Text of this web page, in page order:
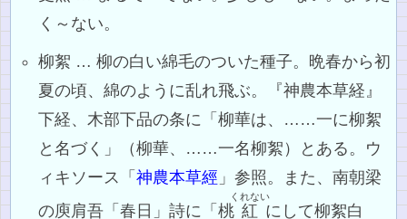
く～ない。
柳絮 … 柳の白い綿毛のついた種子。晩春から初
夏の頃、綿のように乱れ飛ぶ。『神農本草経』
下経、木部下品の条に「柳華は、……一に柳絮
と名づく」（柳華、……一名柳絮）とある。ウ
ィキソース「神農本草經 」参照。また、南朝梁
の庾肩吾「春日」詩に「桃 紅
くれない
にして柳絮白